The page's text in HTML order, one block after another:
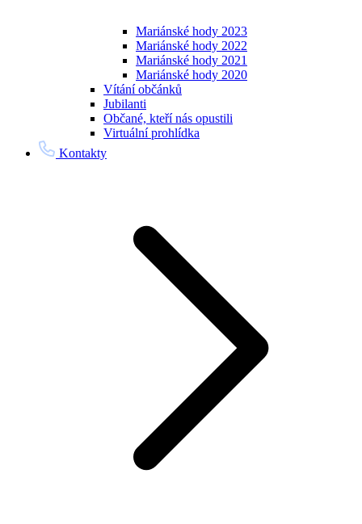
Mariánské hody 2023
Mariánské hody 2022
Mariánské hody 2021
Mariánské hody 2020
Vítání občánků
Jubilanti
Občané, kteří nás opustili
Virtuální prohlídka
Kontakty